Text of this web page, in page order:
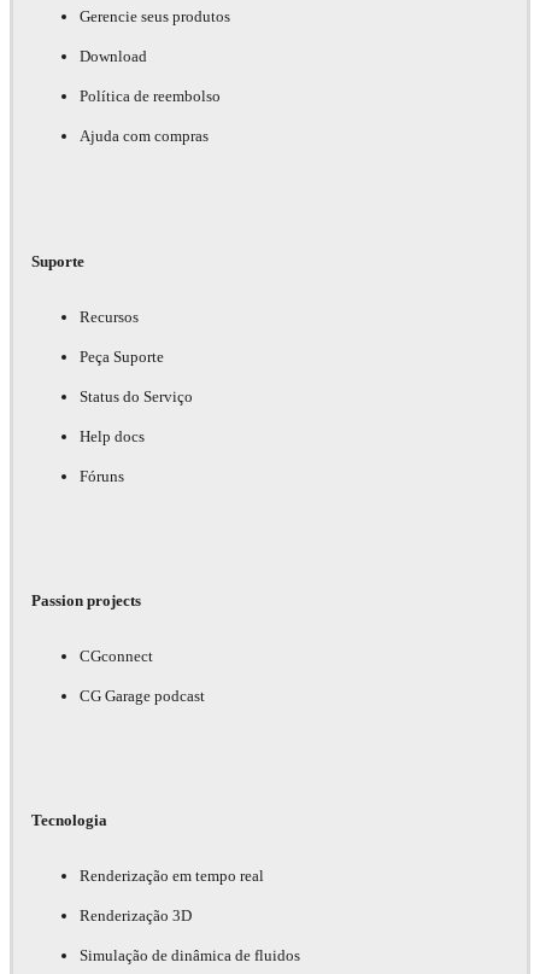
Gerencie seus produtos
Download
Política de reembolso
Ajuda com compras
Suporte
Recursos
Peça Suporte
Status do Serviço
Help docs
Fóruns
Passion projects
CGconnect
CG Garage podcast
Tecnologia
Renderização em tempo real
Renderização 3D
Simulação de dinâmica de fluidos